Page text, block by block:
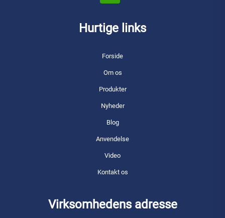
Hurtige links
Forside
Om os
Produkter
Nyheder
Blog
Anvendelse
Video
Kontakt os
Virksomhedens adresse